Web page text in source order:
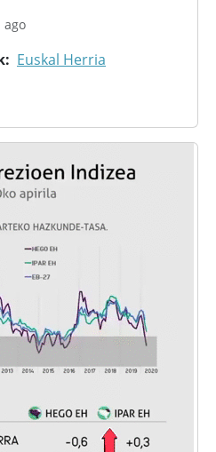
ago
Euskal Herria